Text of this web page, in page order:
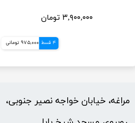
۳,۹۰۰,۰۰۰ تومان
4 قسط 975,000 تومانی
مراغه، خیابان خواجه نصیر جنوبی،